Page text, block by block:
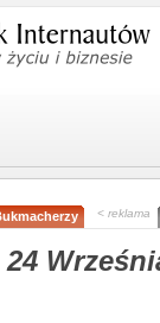
< reklama